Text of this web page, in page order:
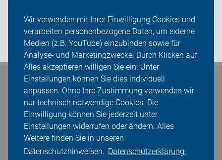
Wir verwenden mit Ihrer Einwilligung Cookies und
verarbeiten personenbezogene Daten, um externe
Medien (z.B. YouTube) einzubinden sowie für
Analyse- und Marketingzwecke. Durch Klicken auf
Alles akzeptieren willigen Sie ein. Unter
Einstellungen können Sie dies individuell
anpassen. Ohne Ihre Zustimmung verwenden wir
nur technisch notwendige Cookies. Die
Einwilligung können Sie jederzeit unter
Einstellungen widerrufen oder ändern. Alles
Weitere finden Sie in unseren
Datenschutzhinweisen. Datenschutzerklärung.
Presse
Login
Bleiben Sie in Kontakt